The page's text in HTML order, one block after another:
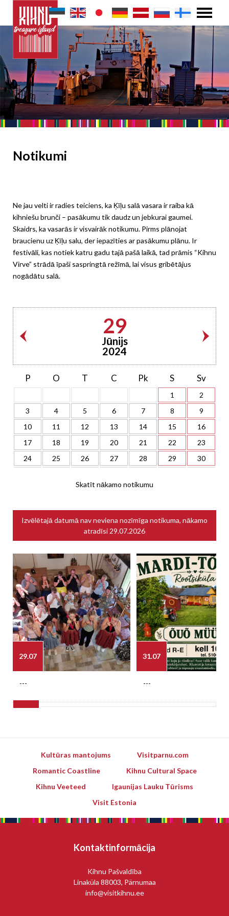
Notikumi
Ne jau velti ir radies teiciens, ka Ķīļu salā vasara ir raiba kā
kihniešu brunči – pasākumu tik daudz un jebkurai gaumei.
Skaidrs, ka vasarās ir visvairāk notikumu. Pirms plānojat
braucienu uz Ķīļu salu, der iepazīties ar pasākumu plānu. Ir
festivāli, kas notiek katru gadu tajā pašā laikā, tad prāmis “Kihnu
Virve” strādā īpaši saspringtā režīmā, lai visus gribētājus
nogādātu salā.
29
Jūnijs
2024
P O T C Pk S Sv
1
2
3
4 5 6 7 8
9
10
11 12 13 14 15
16
17
18 19 20 21 22
23
24
25 26 27 28 29 30
Skatīt nākamo notikumu
Izvēlētajā datumā nav neviena nozīmīga notikuma, nākamo
atradīsi 29.07.2026
29.07
---
31.07
---
Kultūras mantojums
Visitparnu.com
Romantic Coastline
Kihnu Cultural Space
Kihnu Veeteed
Igaunijas Lauku Tūrisms
Visit Estonia
Kontaktinformācija
Kihnu Pašvaldība
Linaküla 88003, Pärnumaa
info@visitkihnu.ee